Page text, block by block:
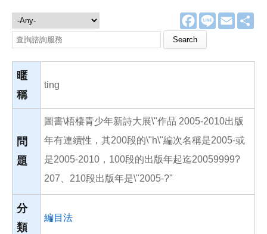
F
a
e
o
L
E
m
諮詢服務
Search this site
暱
稱
ting
問
題
圖書\梧棲青少年新詩大展\"作品 2005-2010出版
年有連續性，其200段的\"h\"編次名稱是2005-或
是2005-2010，100段的出版年起迄20059999?
207、210段出版年是\"2005-?"
分
類
編目法